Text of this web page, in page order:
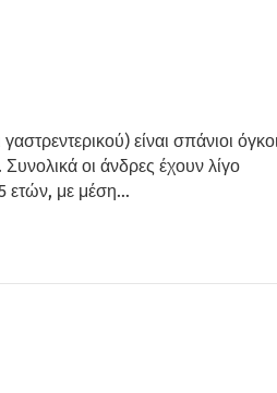
είναι σπάνιοι
οι άνδρες έχουν λίγο
ετών, με μέση…